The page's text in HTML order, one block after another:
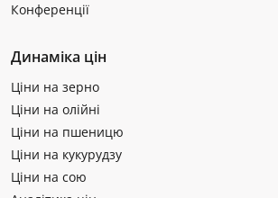
Конференції
Динаміка цін
Ціни на зерно
Ціни на олійні
Ціни на пшеницю
Ціни на кукурудзу
Ціни на сою